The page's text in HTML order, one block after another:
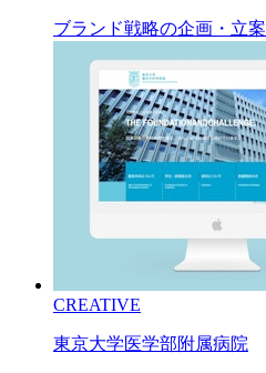
ブランド戦略の企画・立案
CREATIVE
東京大学医学部附属病院